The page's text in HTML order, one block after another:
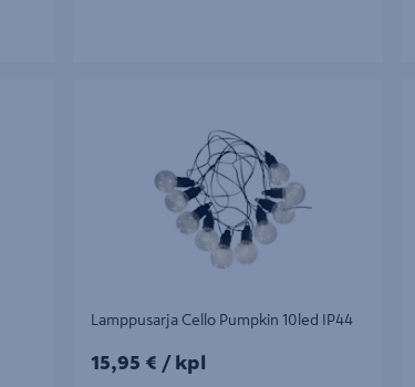
Lamppusarja Cello Pumpkin 10led IP44
15,95€/kpl
15,95 € / kpl